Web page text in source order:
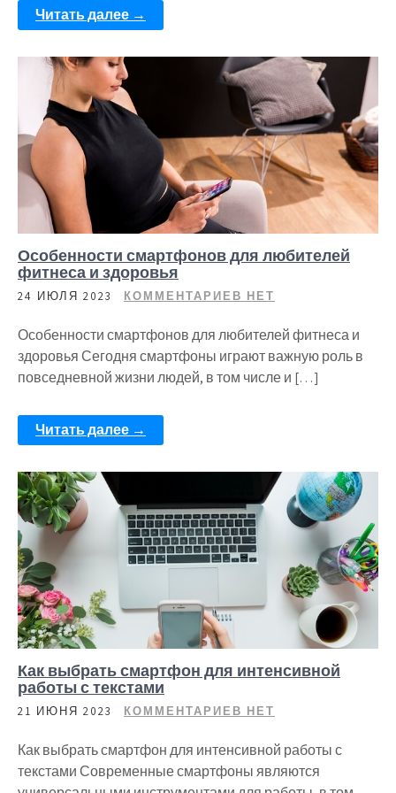
Читать далее →
Особенности смартфонов для любителей
фитнеса и здоровья
24 ИЮЛЯ 2023 КОММЕНТАРИЕВ НЕТ
Особенности смартфонов для любителей фитнеса и
здоровья Сегодня смартфоны играют важную роль в
повседневной жизни людей, в том числе и […]
Читать далее →
Как выбрать смартфон для интенсивной
работы с текстами
21 ИЮНЯ 2023 КОММЕНТАРИЕВ НЕТ
Как выбрать смартфон для интенсивной работы с
текстами Современные смартфоны являются